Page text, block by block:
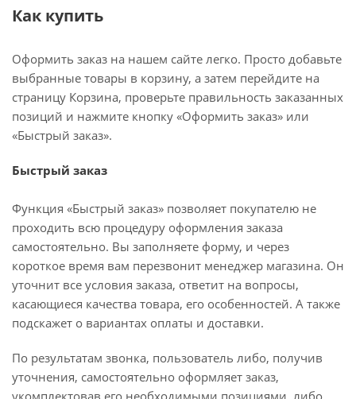
Как купить
Оформить заказ на нашем сайте легко. Просто добавьте
выбранные товары в корзину, а затем перейдите на
страницу Корзина, проверьте правильность заказанных
позиций и нажмите кнопку «Оформить заказ» или
«Быстрый заказ».
Быстрый заказ
Функция «Быстрый заказ» позволяет покупателю не
проходить всю процедуру оформления заказа
самостоятельно. Вы заполняете форму, и через
короткое время вам перезвонит менеджер магазина. Он
уточнит все условия заказа, ответит на вопросы,
касающиеся качества товара, его особенностей. А также
подскажет о вариантах оплаты и доставки.
По результатам звонка, пользователь либо, получив
уточнения, самостоятельно оформляет заказ,
укомплектовав его необходимыми позициями, либо